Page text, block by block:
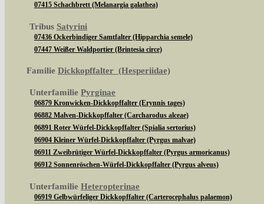
07415 Schachbrett (Melanargia galathea)
Tribus Satyrini
07436 Ockerbindiger Samtfalter (Hipparchia semele)
07447 Weißer Waldportier (Brintesia circe)
Familie Dickkopffalter (Hesperiidae)
Unterfamilie Pyrginae
06879 Kronwicken-Dickkopffalter (Erynnis tages)
06882 Malven-Dickkopffalter (Carcharodus alceae)
06891 Roter Würfel-Dickkopffalter (Spialia sertorius)
06904 Kleiner Würfel-Dickkopffalter (Pyrgus malvae)
06911 Zweibrütiger Würfel-Dickkopffalter (Pyrgus armoricanus)
06912 Sonnenröschen-Würfel-Dickkopffalter (Pyrgus alveus)
Unterfamilie Heteropterinae
06919 Gelbwürfeliger Dickkopffalter (Carterocephalus palaemon)